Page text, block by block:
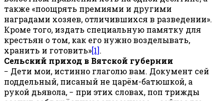
также «поощрять премиями и другими
наградами хозяев, отличившихся в разведении».
Кроме того, издать специальную памятку для
крестьян о том, как его нужно возделывать,
хранить и готовить»[1].
Сельский приход в Вятской губернии
− Дети мои, истинно глаголю вам. Документ сей
поддельный, писаный не царём-батюшкой, а
рукой дьявола, − при этих словах, поп трижды